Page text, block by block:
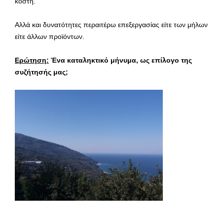
Αλλά και δυνατότητες περαιτέρω επεξεργασίας είτε των μήλων
είτε άλλων προϊόντων.
Ερώτηση: Ένα καταληκτικό μήνυμα, ως επίλογο της
συζήτησής μας;